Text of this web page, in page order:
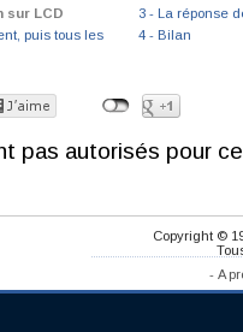
sur LCD
puis tous les
3 - La réponse
4 - Bilan
pas autorisés pour
Copyright ©
- A